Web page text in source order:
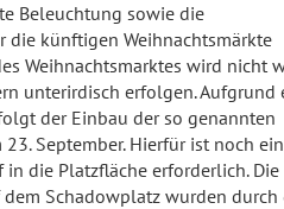
Beleuchtung sowie die
die künftigen Weihnachtsmärkte
Weihnachtsmarktes wird nicht
unterirdisch erfolgen. Aufgrund
der Einbau der so genannten
September. Hierfür ist noch
die Platzfläche erforderlich. Die
Schadowplatz wurden durch